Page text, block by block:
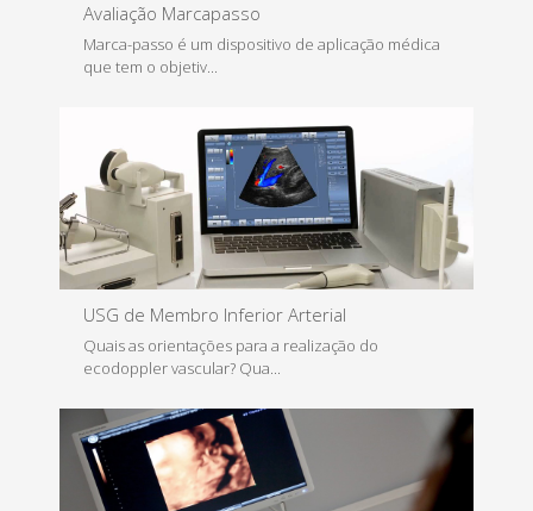
Avaliação Marcapasso
Marca-passo é um dispositivo de aplicação médica
que tem o objetiv...
Saiba Mais
USG de Membro Inferior Arterial
Quais as orientações para a realização do
ecodoppler vascular? Qua...